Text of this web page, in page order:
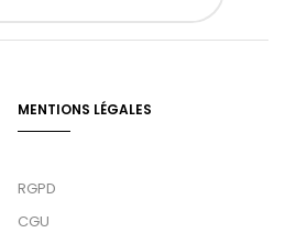
MENTIONS LÉGALES
RGPD
CGU